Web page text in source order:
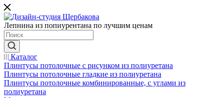
Лепнина из попиурентана по лучшим ценам
Каталог
Плинтусы потолочные с рисунком из полиуретана
Плинтусы потолочные гладкие из полиуретана
Плинтусы потолочные комбинированные, с углами из
полиуретана